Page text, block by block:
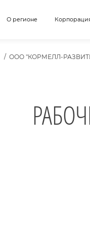
О регионе
ООО "КОРМЕЛЛ-